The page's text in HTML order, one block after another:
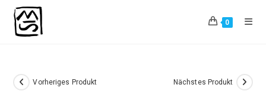
Zum
Inhalt
springen
0
Vorheriges Produkt Nächstes Produkt